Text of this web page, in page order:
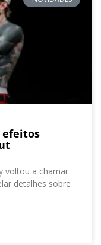
efeitos
voltou a chamar
detalhes sobre